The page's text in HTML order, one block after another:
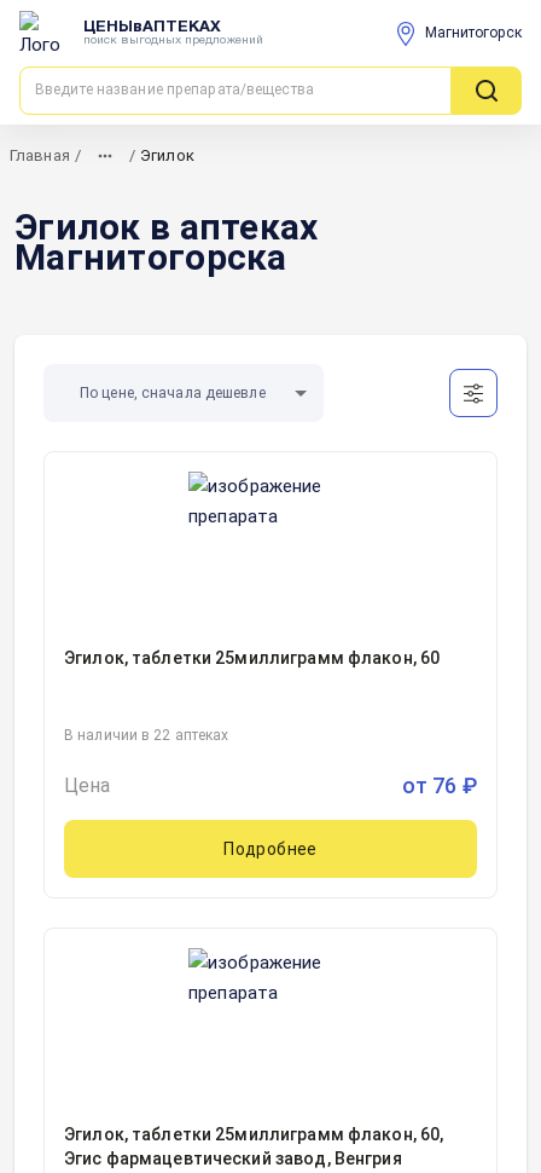
ЦЕНЫвАПТЕКАХ
поиск выгодных предложений Магнитогорск
Главная / / Эгилок
Эгилок в аптеках
Магнитогорска
По цене, сначала дешевле
Эгилок, таблетки 25миллиграмм флакон, 60
В наличии в 22 аптеках
Цена от 76 ₽
Подробнее
Эгилок, таблетки 25миллиграмм флакон, 60,
Эгис фармацевтический завод, Венгрия